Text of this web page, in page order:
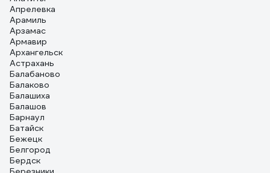
Апрелевка
Арамиль
Арзамас
Армавир
Архангельск
Астрахань
Балабаново
Балаково
Балашиха
Балашов
Барнаул
Батайск
Бежецк
Белгород
Бердск